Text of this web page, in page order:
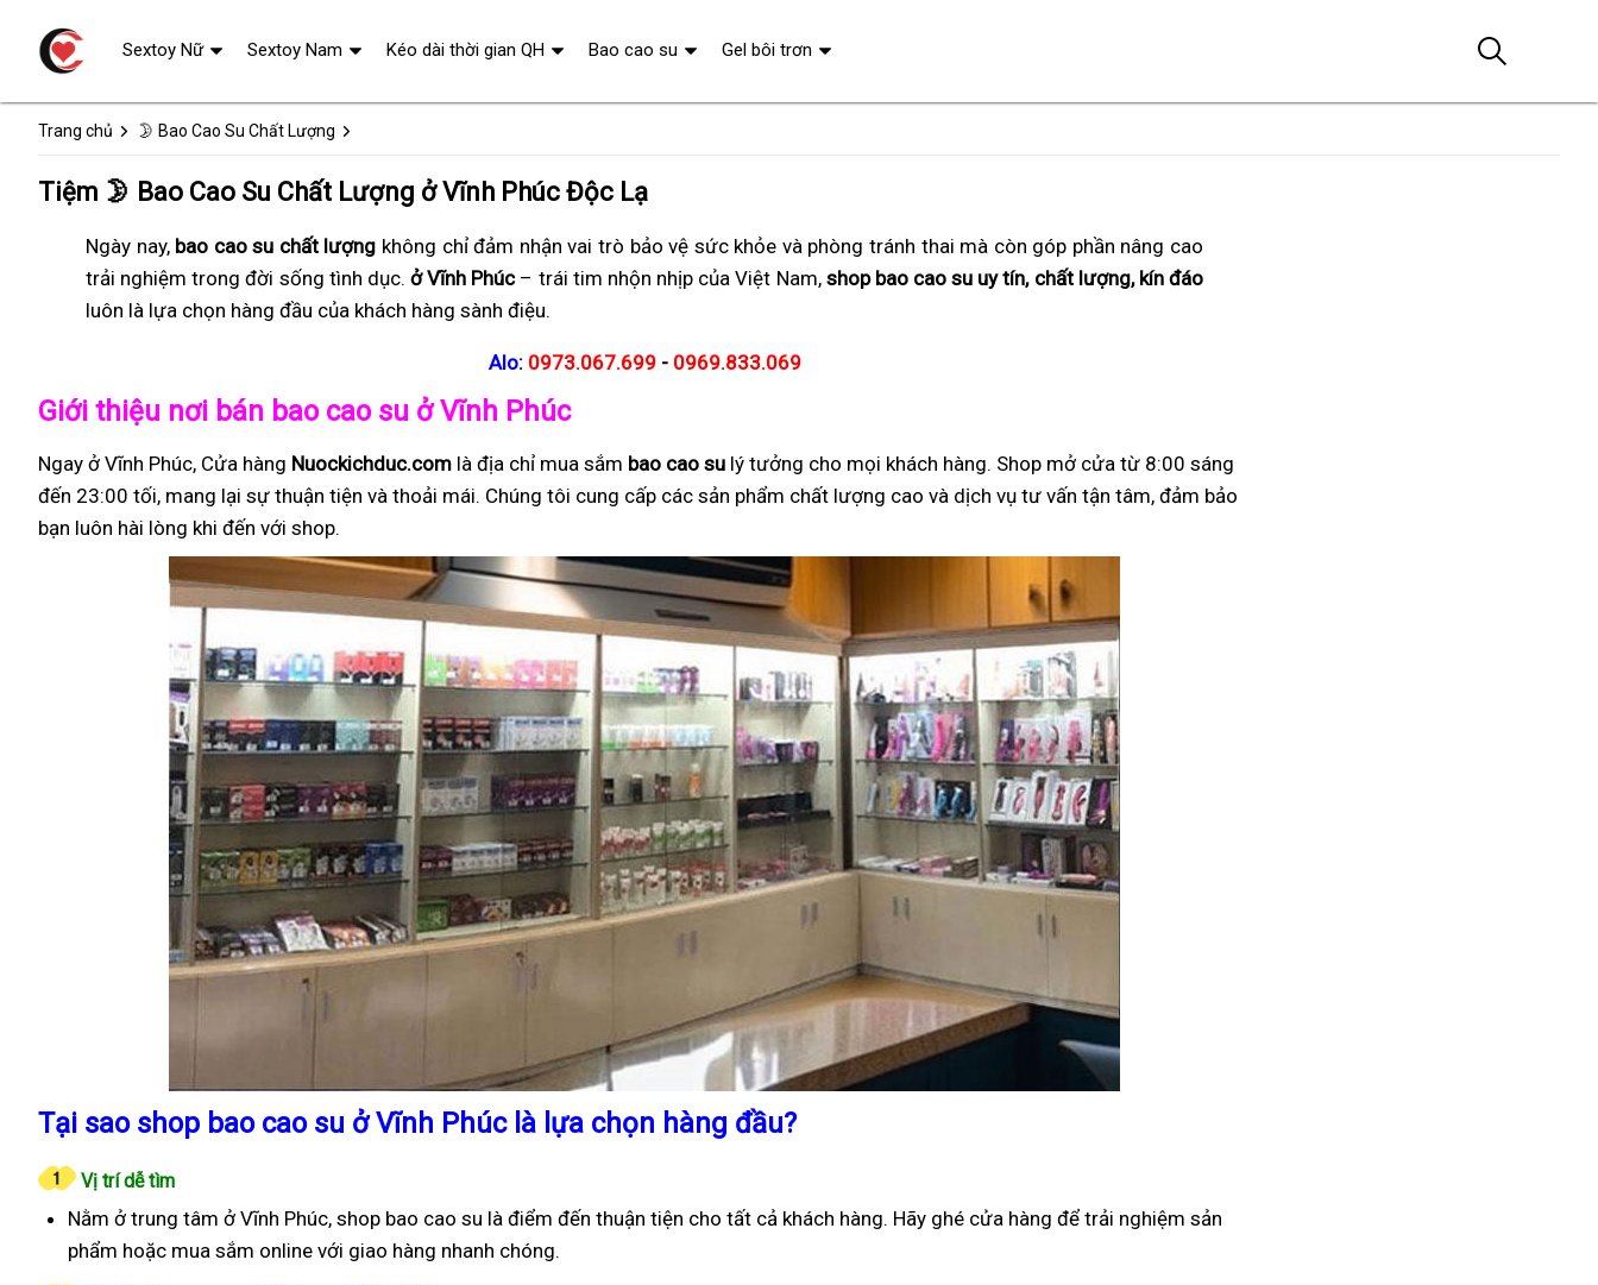
Trang chủ 🌛 Bao Cao Su Chất Lượng
Tiệm 🌛 Bao Cao Su Chất Lượng ở Vĩnh Phúc Độc Lạ
Ngày nay, bao cao su chất lượng không chỉ đảm nhận vai trò bảo vệ sức khỏe và phòng tránh thai mà còn góp phần nâng cao
trải nghiệm trong đời sống tình dục. ở Vĩnh Phúc– trái tim nhộn nhịp của Việt Nam, shop bao cao su uy tín, chất lượng, kín đáo
luôn là lựa chọn hàng đầu của khách hàng sành điệu.
Alo: 0973.067.699 - 0969.833.069
Giới thiệu nơi bán bao cao su ở Vĩnh Phúc
Ngay ở Vĩnh Phúc, Cửa hàng Nuockichduc.com là địa chỉ mua sắm bao cao su lý tưởng cho mọi khách hàng. Shop mở cửa từ 8:00 sáng
đến 23:00 tối, mang lại sự thuận tiện và thoải mái. Chúng tôi cung cấp các sản phẩm chất lượng cao và dịch vụ tư vấn tận tâm, đảm bảo
bạn luôn hài lòng khi đến với shop.
Tại sao shop bao cao su ở Vĩnh Phúc là lựa chọn hàng đầu?
Vị trí dễ tìm
Nằm ở trung tâm ở Vĩnh Phúc, shop bao cao su là điểm đến thuận tiện cho tất cả khách hàng. Hãy ghé cửa hàng để trải nghiệm sản
phẩm hoặc mua sắm online với giao hàng nhanh chóng.
Sextoy Nữ Sextoy Nam Kéo dài thời gian QH Bao cao su Gel bôi trơn